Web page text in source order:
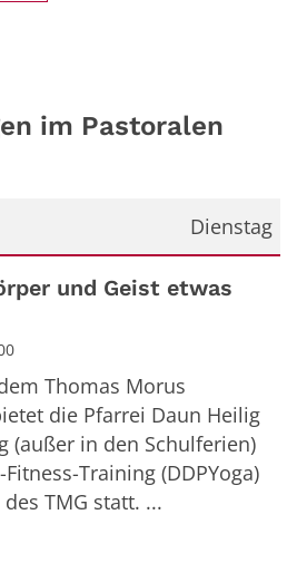
im Pastoralen
Dienstag
und Geist etwas
Thomas Morus
die Pfarrei Daun Heilig
(außer in den Schulferien)
Training (DDPYoga)
TMG statt. ...